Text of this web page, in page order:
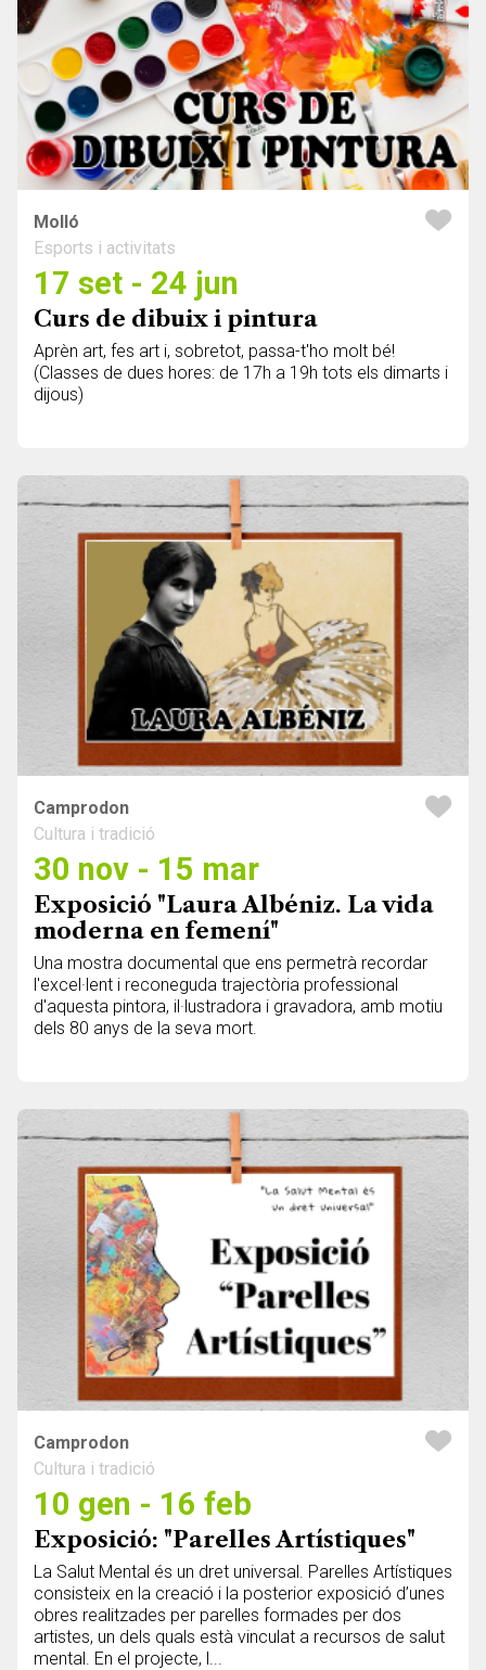
Molló
Esports i activitats
17 set - 24 jun
Curs de dibuix i pintura
Aprèn art, fes art i, sobretot, passa-t'ho molt bé!
(Classes de dues hores: de 17h a 19h tots els dimarts i
dijous)
Camprodon
Cultura i tradició
30 nov - 15 mar
Exposició "Laura Albéniz. La vida
moderna en femení"
Una mostra documental que ens permetrà recordar
l'excel·lent i reconeguda trajectòria professional
d'aquesta pintora, il·lustradora i gravadora, amb motiu
dels 80 anys de la seva mort.
Camprodon
Cultura i tradició
10 gen - 16 feb
Exposició: "Parelles Artístiques"
La Salut Mental és un dret universal. Parelles Artístiques
consisteix en la creació i la posterior exposició d’unes
obres realitzades per parelles formades per dos
artistes, un dels quals està vinculat a recursos de salut
mental. En el projecte, l...